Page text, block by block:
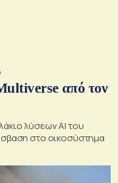
από τον
λύσεων ΑΙ του
στο οικοσύστημα